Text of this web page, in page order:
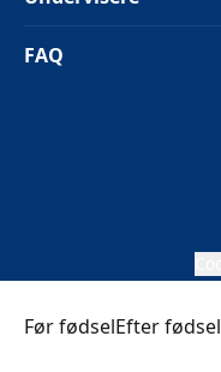
Før fødselEfter fødsel
FAQ